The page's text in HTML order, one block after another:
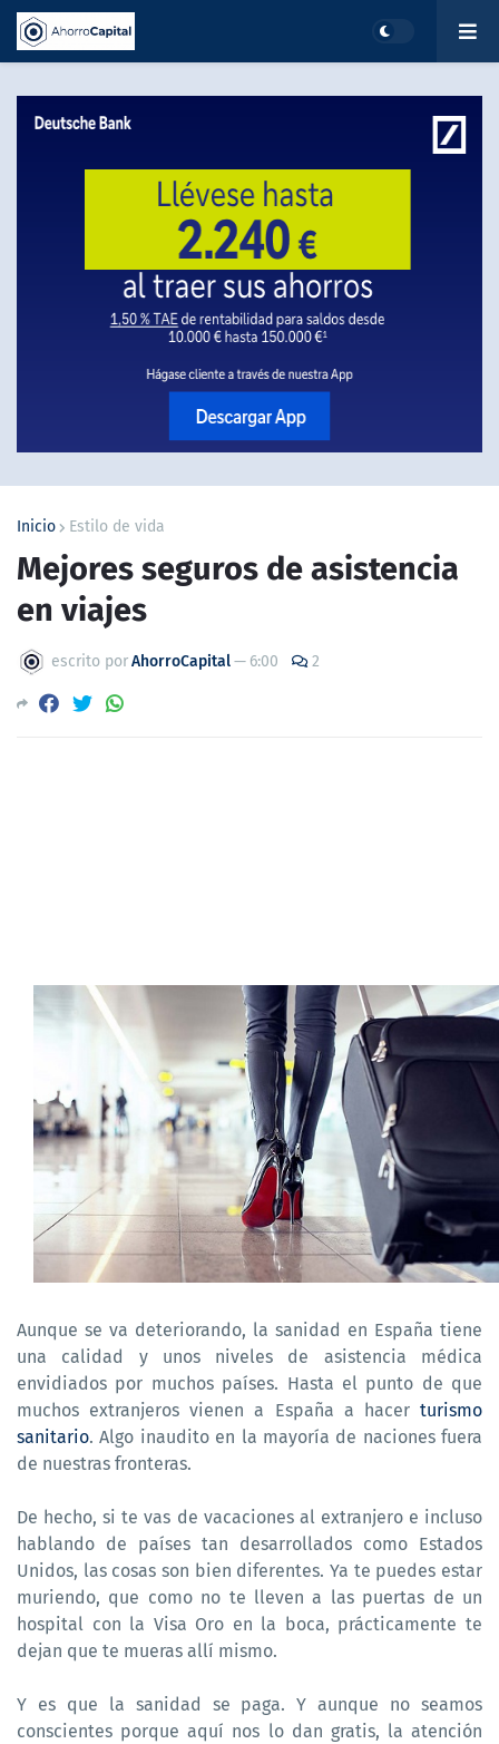
Inicio Estilo de vida
Mejores seguros de asistencia
en viajes
escrito porAhorroCapital— 6:00 2
Aunque se va deteriorando, la sanidad en España tiene
una calidad y unos niveles de asistencia médica
envidiados por muchos países. Hasta el punto de que
muchos extranjeros vienen a España a hacer turismo
sanitario. Algo inaudito en la mayoría de naciones fuera
de nuestras fronteras.
De hecho, si te vas de vacaciones al extranjero e incluso
hablando de países tan desarrollados como Estados
Unidos, las cosas son bien diferentes. Ya te puedes estar
muriendo, que como no te lleven a las puertas de un
hospital con la Visa Oro en la boca, prácticamente te
dejan que te mueras allí mismo.
Y es que la sanidad se paga. Y aunque no seamos
conscientes porque aquí nos lo dan gratis, la atención